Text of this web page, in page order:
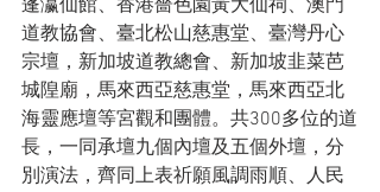
蓬瀛仙館、香港嗇色園黃大仙祠、澳門
道教協會、臺北松山慈惠堂、臺灣丹心
宗壇，新加坡道教總會、新加坡韭菜芭
城隍廟，馬來西亞慈惠堂，馬來西亞北
海靈應壇等宮觀和團體。共300多位的道
長，一同承壇九個內壇及五個外壇，分
別演法，齊同上表祈願風調雨順、人民